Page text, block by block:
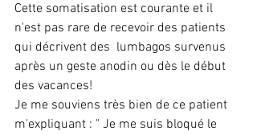
Cette somatisation est courante et il
n'est pas rare de recevoir des patients
qui décrivent des  lumbagos survenus
après un geste anodin ou dès le début
des vacances!
Je me souviens très bien de ce patient
m'expliquant : " Je me suis bloqué le